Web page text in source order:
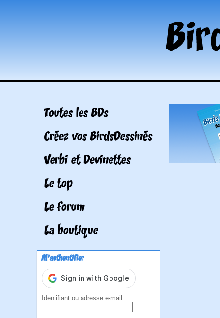
Toutes les BDs
Créez vos BirdsDessinés
Verbi et Devinettes
Le top
Le forum
La boutique
M'authentifier
Identifiant ou adresse e-mail